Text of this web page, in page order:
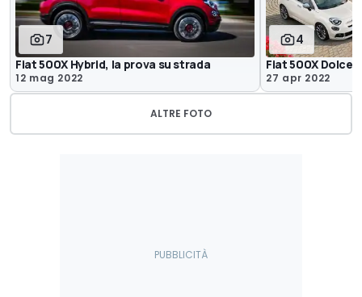
7
Fiat 500X Hybrid, la prova su strada
12 mag 2022
4
Fiat 500X
27 apr 2022
ALTRE FOTO